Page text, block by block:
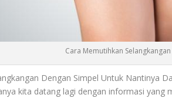
Cara Memutihkan
Dengan Simpel Untuk Nantinya
kita datang lagi dengan informasi yang